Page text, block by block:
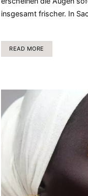
insgesamt frischer. In
READ MORE